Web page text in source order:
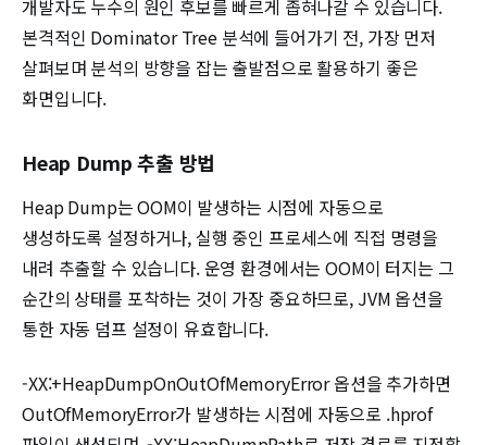
개발자도 누수의 원인 후보를 빠르게 좁혀나갈 수 있습니다.
본격적인 Dominator Tree 분석에 들어가기 전, 가장 먼저
살펴보며 분석의 방향을 잡는 출발점으로 활용하기 좋은
화면입니다.
Heap Dump 추출 방법
Heap Dump는 OOM이 발생하는 시점에 자동으로
생성하도록 설정하거나, 실행 중인 프로세스에 직접 명령을
내려 추출할 수 있습니다. 운영 환경에서는 OOM이 터지는 그
순간의 상태를 포착하는 것이 가장 중요하므로, JVM 옵션을
통한 자동 덤프 설정이 유효합니다.
-XX:+HeapDumpOnOutOfMemoryError 옵션을 추가하면
OutOfMemoryError가 발생하는 시점에 자동으로 .hprof